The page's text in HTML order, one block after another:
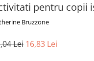
pentru copii
Bruzzone
Lei 16,83 Lei